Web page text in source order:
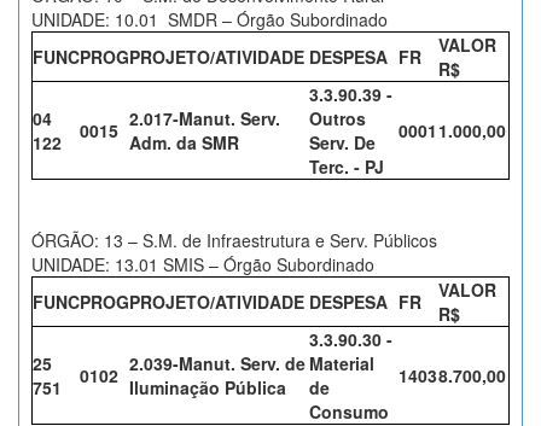
UNIDADE: 10.01 SMDR – Órgão Subordinado
FUNCPROGPROJETO/ATIVIDADE DESPESA FR
VALOR
R$
04
122
0015 2.017-Manut. Serv.
Adm. da SMR
3.3.90.39 -
Outros
Serv. De
Terc. - PJ
0001 1.000,00
ÓRGÃO: 13 – S.M. de Infraestrutura e Serv. Públicos
UNIDADE: 13.01 SMIS – Órgão Subordinado
FUNCPROGPROJETO/ATIVIDADE DESPESA FR
VALOR
R$
25
751
0102 2.039-Manut. Serv. de
Iluminação Pública
3.3.90.30 -
Material
de
Consumo
14038.700,00